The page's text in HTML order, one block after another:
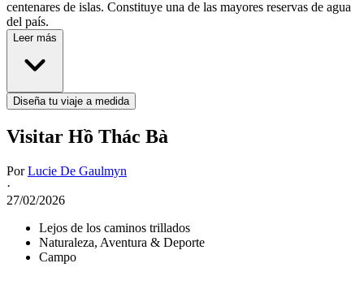
centenares de islas. Constituye una de las mayores reservas de agua
del país.
Leer más
Diseña tu viaje a medida
Visitar Hồ Thác Bà
PorLucie De Gaulmyn
·
27/02/2026
Lejos de los caminos trillados
Naturaleza, Aventura & Deporte
Campo